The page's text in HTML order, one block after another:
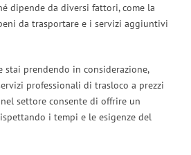
dipende da diversi fattori, come la
da trasportare e i servizi aggiuntivi
stai prendendo in considerazione,
professionali di trasloco a prezzi
settore consente di offrire un
i tempi e le esigenze del